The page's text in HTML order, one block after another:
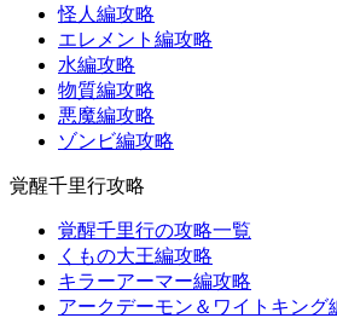
怪人編攻略
エレメント編攻略
水編攻略
物質編攻略
悪魔編攻略
ゾンビ編攻略
覚醒千里行攻略
覚醒千里行の攻略一覧
くもの大王編攻略
キラーアーマー編攻略
アークデーモン＆ワイトキング